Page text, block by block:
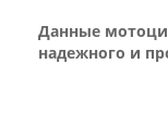
Данные
надежного и